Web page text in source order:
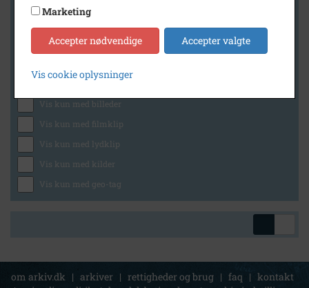
Generelt
Vis kun med billeder
Vis kun med filmklip
Vis kun med lydklip
Vis kun med kilder
Vis kun med geo-tag
om arkiv.dk | arkiver | rettigheder og brug | faq | kontakt
Marketing
Accepter nødvendige Accepter valgte
Vis cookie oplysninger